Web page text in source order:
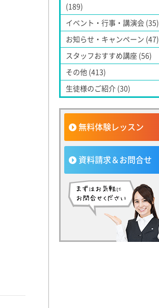
(189)
イベント・行事・講演会 (35)
お知らせ・キャンペーン (47)
スタッフおすすめ講座 (56)
その他 (413)
生徒様のご紹介 (30)
無料体験レッスン
資料請求＆お問合せ